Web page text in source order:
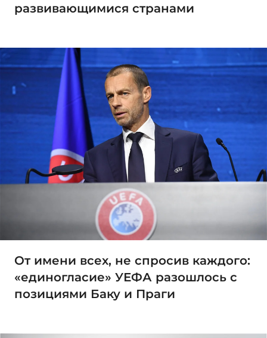
развивающимися странами
От имени всех, не спросив каждого:
«единогласие» УЕФА разошлось с
позициями Баку и Праги